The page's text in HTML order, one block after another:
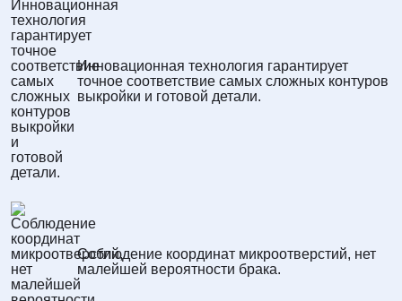
Инновационная технология гарантирует
точное соответствие самых сложных контуров
выкройки и готовой детали.
Соблюдение координат микроотверстий, нет
малейшей вероятности брака.